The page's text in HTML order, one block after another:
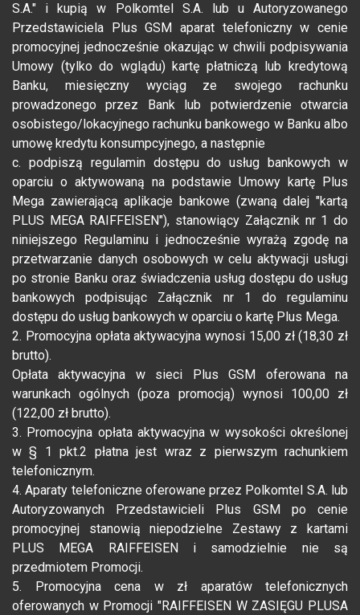
S.A." i kupią w Polkomtel S.A. lub u Autoryzowanego
Przedstawiciela Plus GSM aparat telefoniczny w cenie
promocyjnej jednocześnie okazując w chwili podpisywania
Umowy (tylko do wglądu) kartę płatniczą lub kredytową
Banku, miesięczny wyciąg ze swojego rachunku
prowadzonego przez Bank lub potwierdzenie otwarcia
osobistego/lokacyjnego rachunku bankowego w Banku albo
umowę kredytu konsumpcyjnego, a następnie
c. podpiszą regulamin dostępu do usług bankowych w
oparciu o aktywowaną na podstawie Umowy kartę Plus
Mega zawierającą aplikacje bankowe (zwaną dalej "kartą
PLUS MEGA RAIFFEISEN"), stanowiący Załącznik nr 1 do
niniejszego Regulaminu i jednocześnie wyrażą zgodę na
przetwarzanie danych osobowych w celu aktywacji usługi
po stronie Banku oraz świadczenia usług dostępu do usług
bankowych podpisując Załącznik nr 1 do regulaminu
dostępu do usług bankowych w oparciu o kartę Plus Mega.
2. Promocyjna opłata aktywacyjna wynosi 15,00 zł (18,30 zł
brutto).
Opłata aktywacyjna w sieci Plus GSM oferowana na
warunkach ogólnych (poza promocją) wynosi 100,00 zł
(122,00 zł brutto).
3. Promocyjna opłata aktywacyjna w wysokości określonej
w § 1 pkt.2 płatna jest wraz z pierwszym rachunkiem
telefonicznym.
4. Aparaty telefoniczne oferowane przez Polkomtel S.A. lub
Autoryzowanych Przedstawicieli Plus GSM po cenie
promocyjnej stanowią niepodzielne Zestawy z kartami
PLUS MEGA RAIFFEISEN i samodzielnie nie są
przedmiotem Promocji.
5. Promocyjna cena w zł aparatów telefonicznych
oferowanych w Promocji "RAIFFEISEN W ZASIĘGU PLUSA